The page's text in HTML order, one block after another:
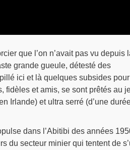
que l’on n’avait pas vu depuis
grande gueule, détesté des
ici et là quelques subsides pour
fidèles et amis, se sont prêtés au
Irlande) et ultra serré (d’une durée
dans l’Abitibi des années
du secteur minier qui tentent de